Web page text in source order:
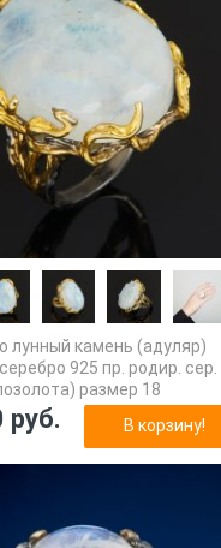
лунный камень (адуляр)
925 пр. родир. сер.
размер 18
руб. В корзину!